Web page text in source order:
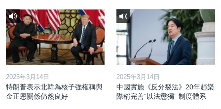
2025年3月14日
特朗普表示北韓為核子強權稱與
金正恩關係仍然良好
2025年3月14日
中國實施《反分裂法》20年趙樂
際稱完善“以法懲獨” 制度體系